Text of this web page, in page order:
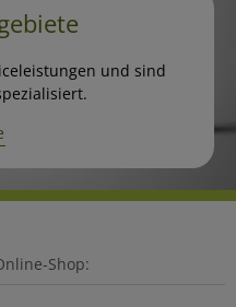
und sind
Shop: